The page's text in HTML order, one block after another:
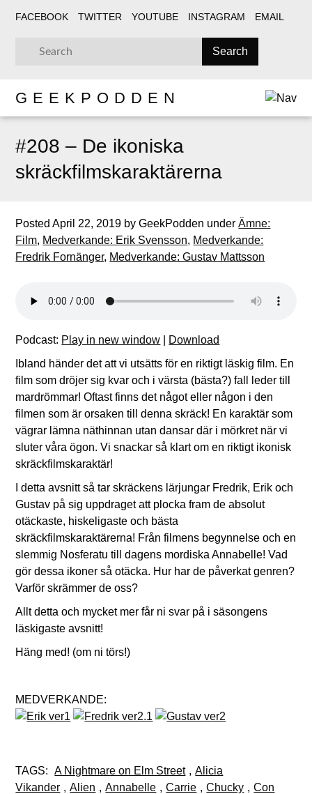
FACEBOOK TWITTER YOUTUBE INSTAGRAM EMAIL
GEEKPODDEN
#208 – De ikoniska
skräckfilmskaraktärerna
PostedApril 22, 2019 byGeekPodden underÄmne:
Film, Medverkande: Erik Svensson, Medverkande:
Fredrik Fornänger, Medverkande: Gustav Mattsson
Podcast: Play in new window
Download
Ibland händer det att vi utsätts för en riktigt läskig film. En
film som dröjer sig kvar och i värsta (bästa?) fall leder till
mardrömmar! Oftast finns det något eller någon i den
filmen som är orsaken till denna skräck! En karaktär som
vägrar lämna näthinnan utan dansar där i mörkret när vi
sluter våra ögon. Vi snackar så klart om en riktigt ikonisk
skräckfilmskaraktär!
I detta avsnitt så tar skräckens lärjungar Fredrik, Erik och
Gustav på sig uppdraget att plocka fram de absolut
otäckaste, hiskeligaste och bästa
skräckfilmskaraktärerna! Från filmens begynnelse och en
slemmig Nosferatu till dagens mordiska Annabelle! Vad
gör dessa ikoner så otäcka. Hur har de påverkat genren?
Varför skrämmer de oss?
Allt detta och mycket mer får ni svar på i säsongens
läskigaste avsnitt!
Häng med! (om ni törs!)
MEDVERKANDE:
TAGS: A Nightmare on Elm Street , Alicia
Vikander , Alien , Annabelle , Carrie , Chucky , Con